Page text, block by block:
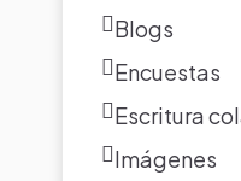
Blogs
Encuestas
Escritura
Imágenes